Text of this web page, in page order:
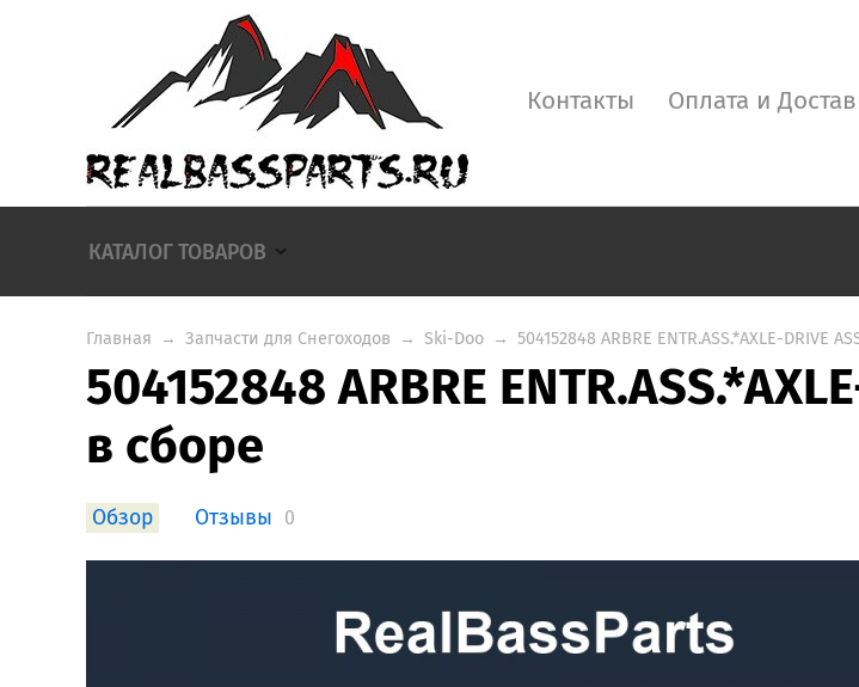
Контакты Оплата и
КАТАЛОГ ТОВАРОВ
Главная → Запчасти для Снегоходов → Ski-Doo → 504152848 ARBRE ENTR.ASS.*AXLE-DRIVE
504152848 ARBRE
в сборе
Обзор Отзывы 0